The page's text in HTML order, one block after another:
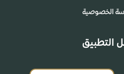
الخصوصية
التطبيق